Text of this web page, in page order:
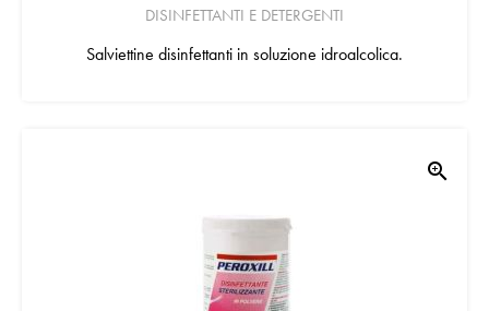
DISINFETTANTI E DETERGENTI
Salviettine disinfettanti in soluzione idroalcolica.
zoom_in